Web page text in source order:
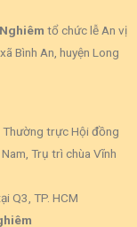
tổ chức lễ An vị
Bình An, huyện Long
Thường trực Hội đồng
Trụ trì chùa Vĩnh
Q3, TP. HCM